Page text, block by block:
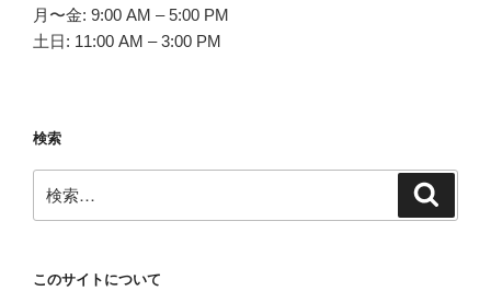
月〜金: 9:00 AM – 5:00 PM
土日: 11:00 AM – 3:00 PM
検索
索:
このサイトについて